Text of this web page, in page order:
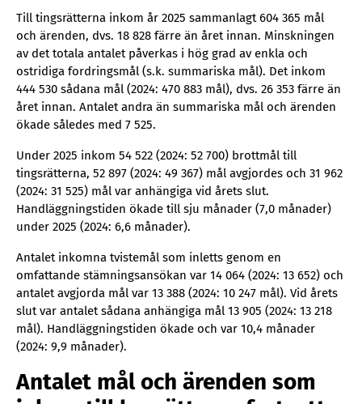
Till tingsrätterna inkom år 2025 sammanlagt 604 365 mål
och ärenden, dvs. 18 828 färre än året innan. Minskningen
av det totala antalet påverkas i hög grad av enkla och
ostridiga fordringsmål (s.k. summariska mål). Det inkom
444 530 sådana mål (2024: 470 883 mål), dvs. 26 353 färre än
året innan. Antalet andra än summariska mål och ärenden
ökade således med 7 525.
Under 2025 inkom 54 522 (2024: 52 700) brottmål till
tingsrätterna, 52 897 (2024: 49 367) mål avgjordes och 31 962
(2024: 31 525) mål var anhängiga vid årets slut.
Handläggningstiden ökade till sju månader (7,0 månader)
under 2025 (2024: 6,6 månader).
Antalet inkomna tvistemål som inletts genom en
omfattande stämningsansökan var 14 064 (2024: 13 652) och
antalet avgjorda mål var 13 388 (2024: 10 247 mål). Vid årets
slut var antalet sådana anhängiga mål 13 905 (2024: 13 218
mål). Handläggningstiden ökade och var 10,4 månader
(2024: 9,9 månader).
Antalet mål och ärenden som